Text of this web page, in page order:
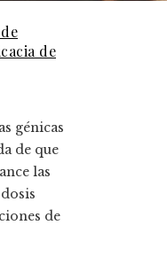
de
génicas
de que
las
de